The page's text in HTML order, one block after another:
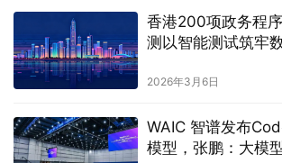
香港200项政务程
测以智能测试筑牢
2026年3月6日
WAIC 智谱发布
模型，张鹏：大模